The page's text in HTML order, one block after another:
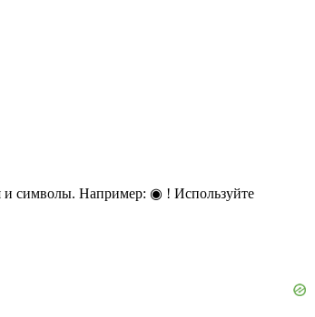
и символы. Например: ◉ ! Используйте